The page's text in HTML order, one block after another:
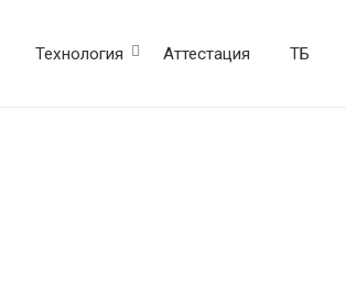
Технология Аттестация ТБ